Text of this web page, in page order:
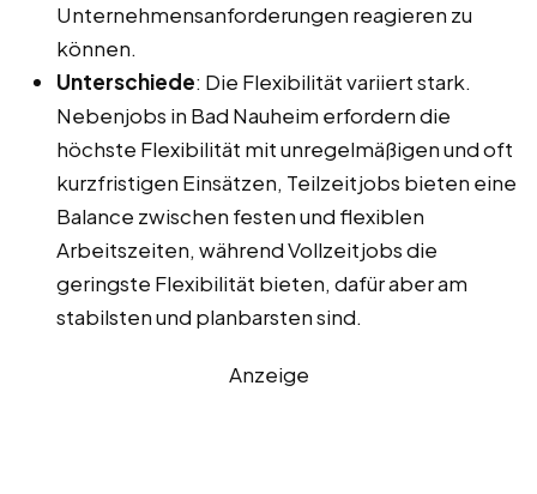
Unternehmensanforderungen reagieren zu
können.
Unterschiede: Die Flexibilität variiert stark.
Nebenjobs in Bad Nauheim erfordern die
höchste Flexibilität mit unregelmäßigen und oft
kurzfristigen Einsätzen, Teilzeitjobs bieten eine
Balance zwischen festen und flexiblen
Arbeitszeiten, während Vollzeitjobs die
geringste Flexibilität bieten, dafür aber am
stabilsten und planbarsten sind.
Anzeige